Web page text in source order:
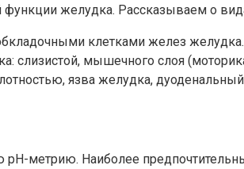
желудка. Рассказываем о
клетками желез
слизистой, мышечного слоя
язва желудка,
метрию. Наиболее